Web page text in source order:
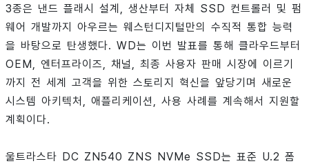
3종은 낸드 플래시 설계, 생산부터 자체 SSD 컨트롤러 및 펌
웨어 개발까지 아우르는 웨스턴디지털만의 수직적 통합 능력
을 바탕으로 탄생했다. WD는 이번 발표를 통해 클라우드부터
OEM, 엔터프라이즈, 채널, 최종 사용자 판매 시장에 이르기
까지 전 세계 고객을 위한 스토리지 혁신을 앞당기며 새로운
시스템 아키텍처, 애플리케이션, 사용 사례를 계속해서 지원할
계획이다.
울트라스타 DC ZN540 ZNS NVMe SSD는 표준 U.2 폼